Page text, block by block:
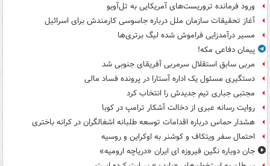
ورود فرمانده تروریست‌های آمریکایی به تل‌آویو
آغاز تحقیقات سازمان ملل درباره جاسوسی کارمندش برای اسرائیل
مسیر درآمدزایی فراموش شده لیگ برتری‌ها
پیمان دفاعی مکه!
مربی سابق استقلال سرمربی آفریقای جنوبی شد
دستگیری مسئول یک اداره آستارا در پرونده فساد مالی
مجتبی جباری تیم جدیدش را انتخاب کرد
روایت رسانه عبری از دخالت آشکار ترامپ در کوبا
هشدار حماس درباره اقدامات توسعه طلبانه اشغالگران در کرانه باختری
احتمال سفر ویتکاف و کوشنر به اوکراین و روسیه
جان دوباره نگین فیروزه ای ایران «دریاچه ارومیه»